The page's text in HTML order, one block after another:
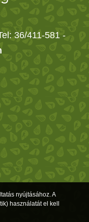
36/411-581 -
nyújtásához. A
használatát el kell